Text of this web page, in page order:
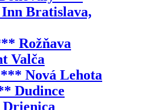
Bratislava,
Rožňava
Valča
Nová Lehota
Dudince